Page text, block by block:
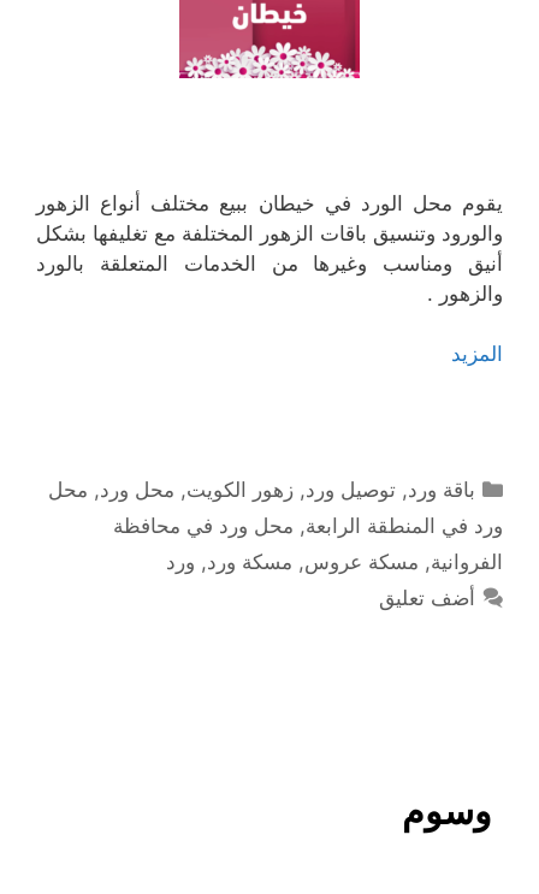
يقوم محل الورد في خيطان ببيع مختلف أنواع الزهور
والورود وتنسيق باقات الزهور المختلفة مع تغليفها بشكل
أنيق ومناسب وغيرها من الخدمات المتعلقة بالورد
والزهور .
المزيد
التصنيفات
باقة ورد,توصيل ورد,زهور الكويت, محل ورد, محل
ورد في المنطقة الرابعة, محل ورد في محافظة
الفروانية, مسكة عروس, مسكة ورد, ورد
أضف تعليق
وسوم